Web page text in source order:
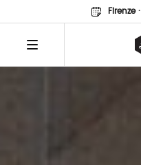
Firenze·